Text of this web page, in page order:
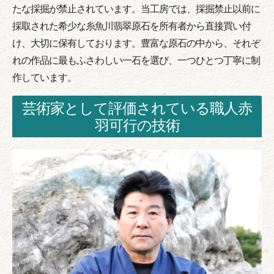
たな採掘が禁止されています。当工房では、採掘禁止以前に
採取された希少な糸魚川翡翠原石を所有者から直接買い付
け、大切に保有しております。豊富な原石の中から、それぞ
れの作品に最もふさわしい一石を選び、一つひとつ丁寧に制
作しています。
芸術家として評価されている職人赤
羽可行の技術